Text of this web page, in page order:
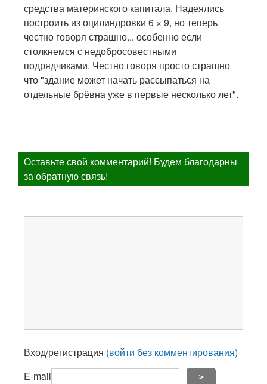
средства материнского капитала. Надеялись
построить из оцилиндровки 6 × 9, но теперь
честно говоря страшно... особенно если
столкнемся с недобросовестными
подрядчиками. Честно говоря просто страшно
что "здание может начать рассыпаться на
отдельные брёвна уже в первые несколько лет".
Оставьте свой комментарий! Будем благодарны
за обратную связь!
Вход/регистрация (войти без комментирования)
E-mail
>